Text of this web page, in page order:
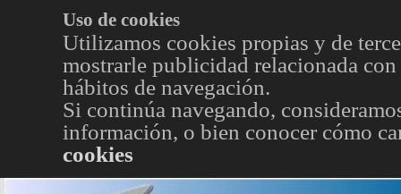
Uso de cookies
Utilizamos cookies propias y de
mostrarle publicidad relacionada
hábitos de navegación.
Si continúa navegando,
información, o bien conocer cómo
cookies